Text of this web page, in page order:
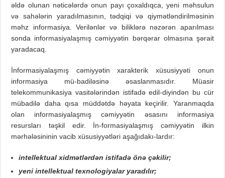
əldə olunan nəticələrdə onun payı çoxaldıqca, yeni məhsulun
və sahələrin yaradılmasının, tədqiqi və qiymətləndirilməsinin
məhz informasiya. Verilənlər və biliklərə nəzərən aparılması
sonda informasiyalaşmış cəmiyyətin bərqərar olmasına şərait
yaradacaq.
İnformasiyalaşmış cəmiyyətin xarakterik xüsusiyyəti onun
informasiya mü-badiləsinə əsaslanmasıdır. Müasir
telekommunikasiya vasitələrindən istifadə edil-diyindən bu cür
mübadilə daha qısa müddətdə həyata keçirilir. Yaranmaqda
olan informasiyalaşmış cəmiyyətin əsasını informasiya
resursları təşkil edir. İn-formasiyalaşmış cəmiyyətin ilkin
mərhələsininin vacib xüsusiyyətləri aşağıdakı-lardır:
intellektual xidmətlərdən istifadə önə çəkilir;
yeni intellektual texnologiyalar yaradılır;